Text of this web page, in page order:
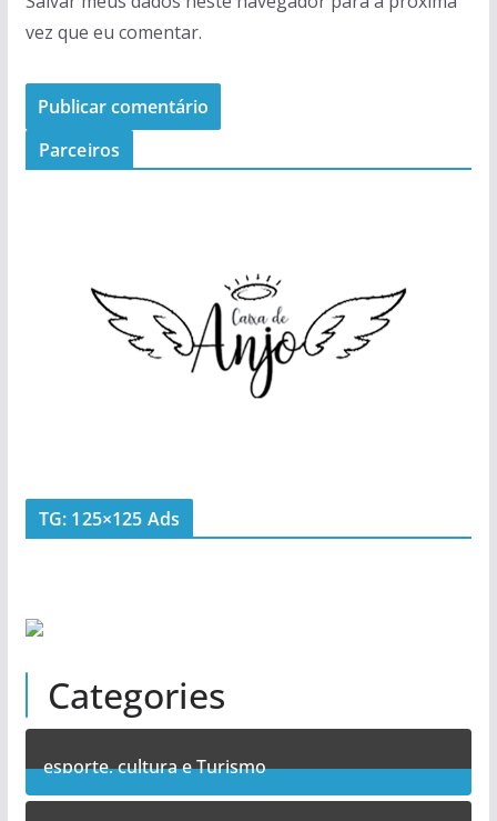
vez que eu comentar.
Parceiros
TG: 125×125 Ads
Categories
esporte, cultura e Turismo
7Posts